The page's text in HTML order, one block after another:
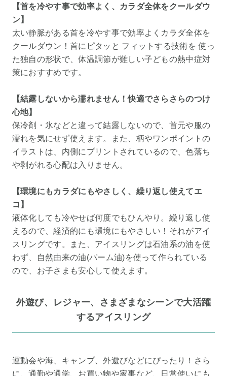
【首を冷やす事で効率よく、カラダ全体をクールダウ
ン】
太い静脈がある首を冷やす事で効率よくカラダ全体を
クールダウン！首にピタッと フィットする技術を 使っ
た独自の形状で、体温調節が難しい子どもの熱中症対
策におすすめです。
【結露しないから濡れません！快適でさらさらのつけ
心地】
保冷剤・氷などと違って結露しないので、首元や服の
濡れを気にせず使えます。また、柄やワンポイントの
イラストは、内側にプリントされているので、色落ち
や剥がれる心配は入りません。
【環境にもカラダにもやさしく、繰り返し使えてエ
コ】
液体化しても冷やせば何度でもひんやり。繰り返し使
えるので、経済的にも環境にもやさしい！それがアイ
スリングです。また、アイスリングは石油系の油を使
わず、自然由来の油(パーム油)を使って作られている
ので、お子さまも安心して使えます。
外遊び、レジャー、さまざまなシーンで大活躍
するアイスリング
運動会や海、キャンプ、外遊びなどにぴったり！さら
に、通勤や通学、お買い物や家事など、日常使いにも